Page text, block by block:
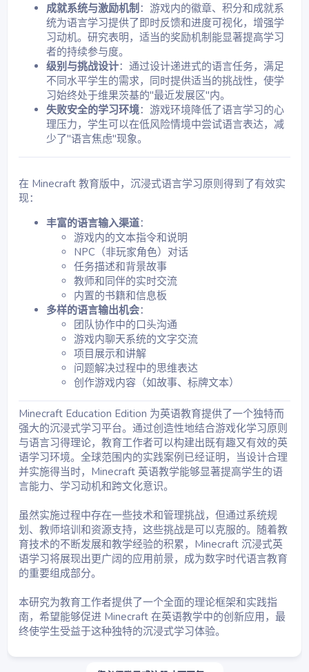
学生能够理解并正确使用过去简单时态。
学生能够根据给定的情境正确回答问题，并在写作中应用
过去简单时态。
学生能够通过游戏中的任务和活动来巩固语言知识，并在
写作中展示他们对语言的掌握。
成就系统与激励机制 ：游戏内的徽章、积分和成就系
统为语言学习提供了即时反馈和进度可视化，增强学
习动机。研究表明，适当的奖励机制能显著提高学习
者的持续参与度。
级别与挑战设计：通过设计递进式的语言任务，满足
不同水平学生的需求，同时提供适当的挑战性，使学
习始终处于维果茨基的"最近发展区"内。
失败安全的学习环境：游戏环境降低了语言学习的心
理压力，学生可以在低风险情境中尝试语言表达，减
少了"语言焦虑"现象。
在 Minecraft 教育版中，沉浸式语言学习原则得到了有效实
现：
丰富的语言输入渠道：
游戏内的文本指令和说明
NPC（非玩家角色）对话
任务描述和背景故事
教师和同伴的实时交流
内置的书籍和信息板
多样的语言输出机会：
团队协作中的口头沟通
游戏内聊天系统的文字交流
项目展示和讲解
问题解决过程中的思维表达
创作游戏内容（如故事、标牌文本）
Minecraft Education Edition 为英语教育提供了一个独特而
强大的沉浸式学习平台。通过创造性地结合游戏化学习原则
与语言习得理论，教育工作者可以构建出既有趣又有效的英
语学习环境。全球范围内的实践案例已经证明，当设计合理
并实施得当时，Minecraft 英语教学能够显著提高学生的语
言能力、学习动机和跨文化意识。
虽然实施过程中存在一些技术和管理挑战，但通过系统规
划、教师培训和资源支持，这些挑战是可以克服的。随着教
育技术的不断发展和教学经验的积累，Minecraft 沉浸式英
语学习将展现出更广阔的应用前景，成为数字时代语言教育
的重要组成部分。
本研究为教育工作者提供了一个全面的理论框架和实践指
南，希望能够促进 Minecraft 在英语教学中的创新应用，最
终使学生受益于这种独特的沉浸式学习体验。